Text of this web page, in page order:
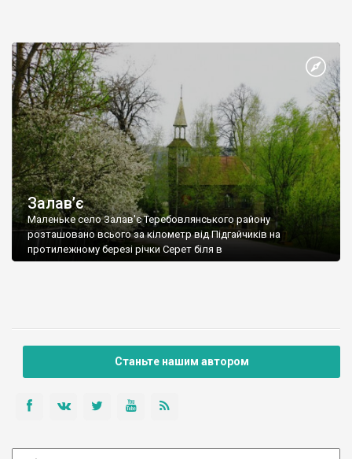
Залав’є
Маленьке село Залав'є Теребовлянського району
розташовано всього за кілометр від Підгайчиків на
протилежному березі річки Серет біля в
Станьте нашим автором